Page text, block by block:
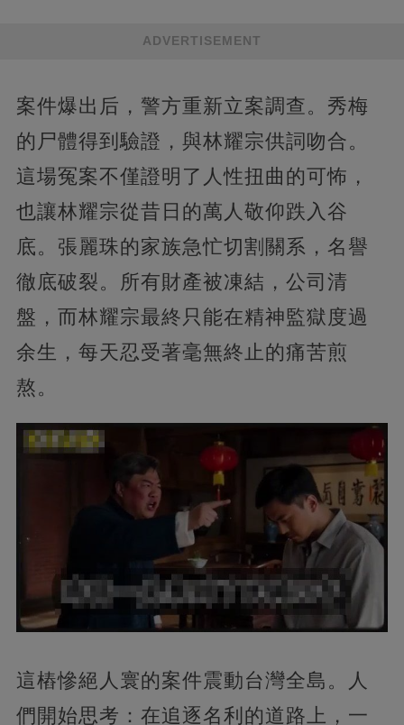
ADVERTISEMENT
案件爆出后，警方重新立案調查。秀梅
的尸體得到驗證，與林耀宗供詞吻合。
這場冤案不僅證明了人性扭曲的可怖，
也讓林耀宗從昔日的萬人敬仰跌入谷
底。張麗珠的家族急忙切割關系，名譽
徹底破裂。所有財產被凍結，公司清
盤，而林耀宗最終只能在精神監獄度過
余生，每天忍受著毫無終止的痛苦煎
熬。
這樁慘絕人寰的案件震動台灣全島。人
們開始思考：在追逐名利的道路上，一